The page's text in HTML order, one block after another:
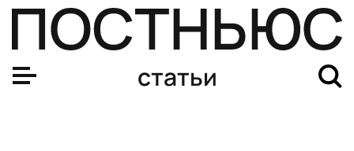
статьи
Новый «Джеймс Бонд»: что известно о фильме, когда